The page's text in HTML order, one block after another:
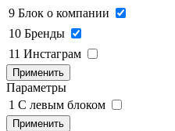
9 Блок о компании
10 Бренды
11 Инстаграм
Применить
Параметры
1 C левым блоком
Применить